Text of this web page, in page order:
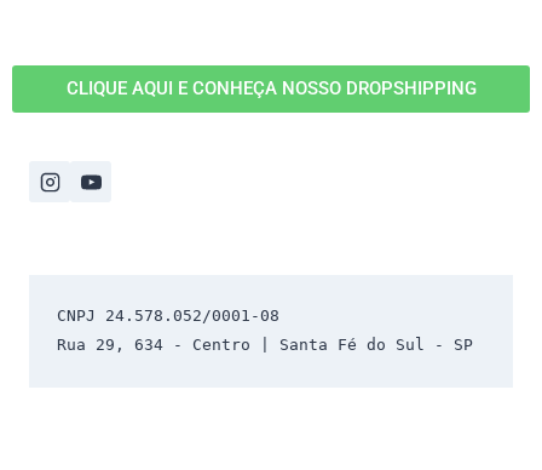
CLIQUE AQUI E CONHEÇA NOSSO DROPSHIPPING
CNPJ 24.578.052/0001-08
Rua 29, 634 - Centro | Santa Fé do Sul - SP